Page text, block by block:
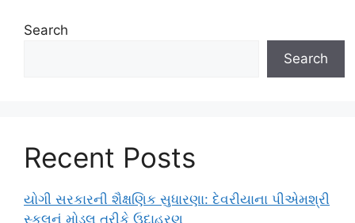
Search
Search
Recent Posts
યોગી સરકારની શૈક્ષણિક સુધારણા: દેવરીયાના પીએમશ્રી
સ્કૂલનું મોડલ તરીકે ઉદાહરણ